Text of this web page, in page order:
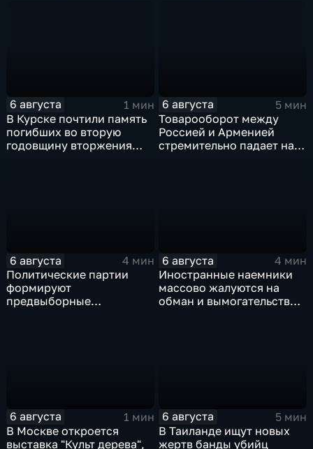
6 августа
1 мин
В Курске почтили память
погибших во вторую
годовщину вторжения
6 августа
5 мин
Товарооборот между
Россией и Арменией
стремительно падает на
6 августа
4 мин
Политические партии
формируют
предвыборные
6 августа
4 мин
Иностранные наемники
массово жалуются на
обман и вымогательство
6 августа
1 мин
В Москве откроется
выставка "Культ дерева",
6 августа
5 мин
В Таиланде ищут новых
жертв банды убийц